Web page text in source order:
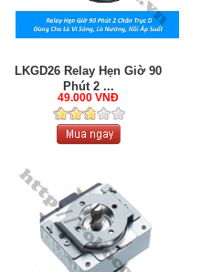
LKGD26 Relay Hẹn Giờ 90
Phút 2 ...
49.000 VNĐ